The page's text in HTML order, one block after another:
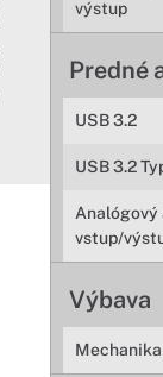
výstup
Predné
USB 3.2
USB 3.2
Analógový
vstup/
Výbava
Mechanika